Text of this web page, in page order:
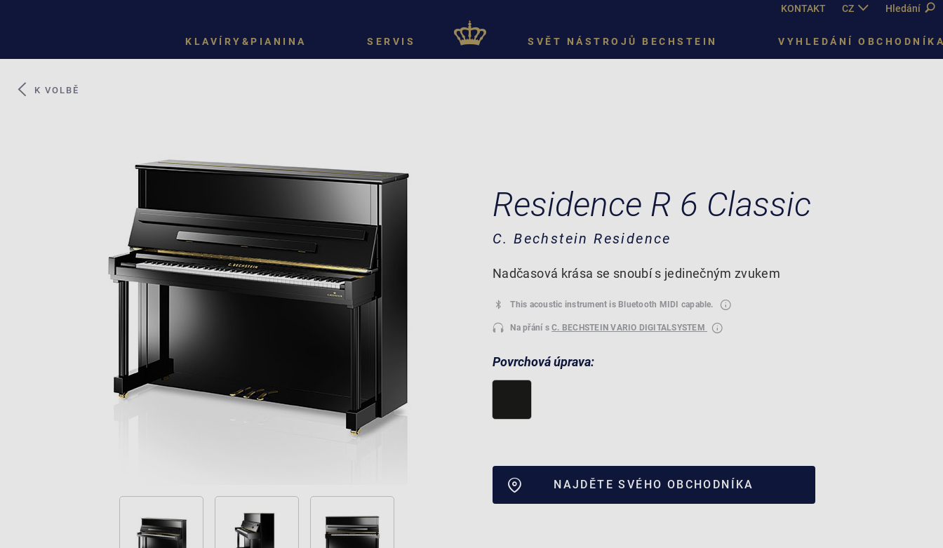
KONTAKT CZ DE EN FR
Hledání
KLAVÍRY&PIANINA SERVIS SVĚT NÁSTROJŮ BECHSTEIN VYHLEDÁNÍ
K VOLBĚ
Residence R 6 Classic
C. Bechstein Residence
Nadčasová krása se snoubí s jedinečným zvukem
This acoustic instrument is Bluetooth MIDI capable.
Na přání sC. BECHSTEIN VARIO DIGITALSYSTEM
Povrchová úprava:
NAJDĚTE SVÉHO OBCHODNÍKA